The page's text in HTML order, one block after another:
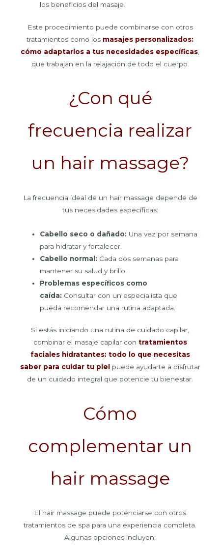
los beneficios del masaje.
Este procedimiento puede combinarse con otros
tratamientos como los masajes personalizados:
cómo adaptarlos a tus necesidades específicas
que trabajan en la relajación de todo el cuerpo.
¿Con qué
frecuencia realizar
un hair massage?
La frecuencia ideal de un hair massage depende de
tus necesidades específicas:
Cabello seco o dañado: Una vez por semana
para hidratar y fortalecer.
Cabello normal: Cada dos semanas para
mantener su salud y brillo.
Problemas específicos como
caída: Consultar con un especialista que
pueda recomendar una rutina adaptada.
Si estás iniciando una rutina de cuidado capilar,
combinar el masaje capilar con tratamientos
faciales hidratantes: todo lo que necesitas
saber para cuidar tu piel
puede ayudarte a disfrutar
de un cuidado integral que potencie tu bienestar.
Cómo
complementar un
hair massage
El hair massage puede potenciarse con otros
tratamientos de spa para una experiencia completa.
Algunas opciones incluyen: